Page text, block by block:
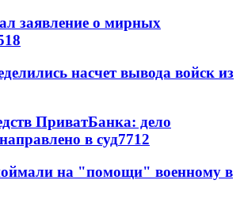
заявление о мирных
насчет вывода войск из
ПриватБанка: дело
в суд7712
на "помощи" военному в